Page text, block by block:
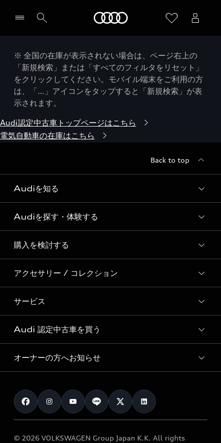
※ 全国の在庫が表示されない場合は、ページ右上の
「新規検索」または「すべてのフィルタをリセット」
をクリックしてください。モバイル端末をご利用の方
は、「…」アイコンをタップすると「新規検索」が表
示されます。
Audi認定中古車トップページはこちら
電気自動車の在庫はこちら
Back to top
Audiを知る
Audi ブランド
Story of Progress
Audi Sport
Formula 1®
デジタルサービス
Audiを探す・体験する
ディーラー検索
新車在庫検索
試乗車・展示車検索
見積り依頼
試乗予約
購入を検討する
モデル一覧
特別仕様モデル / 限定モデル
e-tronラインアップ
価格シミュレーション
車両比較
カタログ一覧
アクセサリー / コレクション
純正アクセサリー
オンラインショップ
Audi collection
アウディナビアプリ
サービス
サービス入庫予約
サービスプログラム
メンテナンス
車検 / 定期点検
e-tronアフターサポート
Audi 認定中古車を買う
Audi認定中古車
クオリティ
保証
メンテナンス
オーナーの方へお知らせ
お知らせ
オーナー様向けキャンペーン
© 2026 VOLKSWAGEN Group Japan K.K. All rights